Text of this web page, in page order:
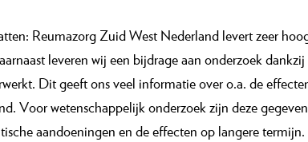
Reumazorg Zuid West Nederland levert zeer
leveren wij een bijdrage aan onderzoek
Dit geeft ons veel informatie over o.a. de
Voor wetenschappelijk onderzoek zijn deze
aandoeningen en de effecten op langere